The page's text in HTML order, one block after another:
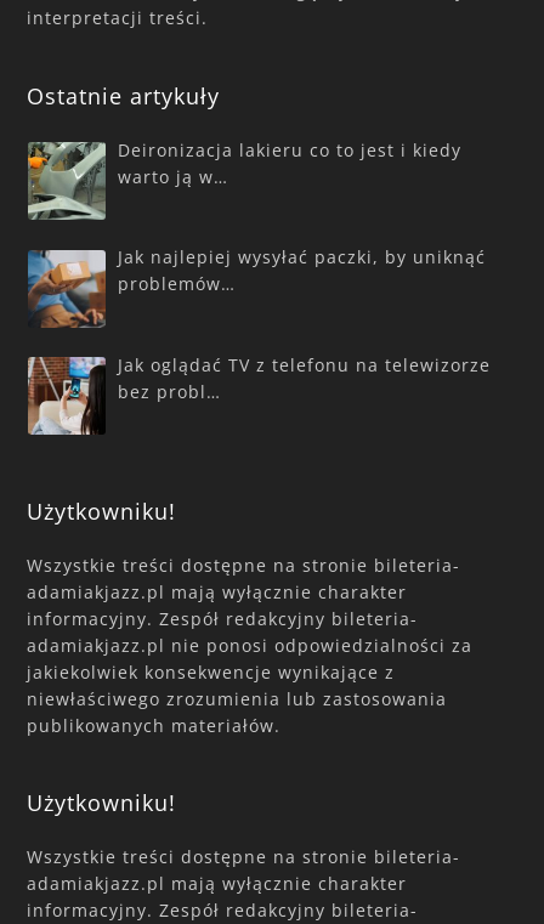
interpretacji treści.
Ostatnie artykuły
Deironizacja lakieru co to jest i kiedy
warto ją w…
Jak najlepiej wysyłać paczki, by uniknąć
problemów…
Jak oglądać TV z telefonu na telewizorze
bez probl…
Użytkowniku!
Wszystkie treści dostępne na stronie bileteria-
adamiakjazz.pl mają wyłącznie charakter
informacyjny. Zespół redakcyjny bileteria-
adamiakjazz.pl nie ponosi odpowiedzialności za
jakiekolwiek konsekwencje wynikające z
niewłaściwego zrozumienia lub zastosowania
publikowanych materiałów.
Użytkowniku!
Wszystkie treści dostępne na stronie bileteria-
adamiakjazz.pl mają wyłącznie charakter
informacyjny. Zespół redakcyjny bileteria-